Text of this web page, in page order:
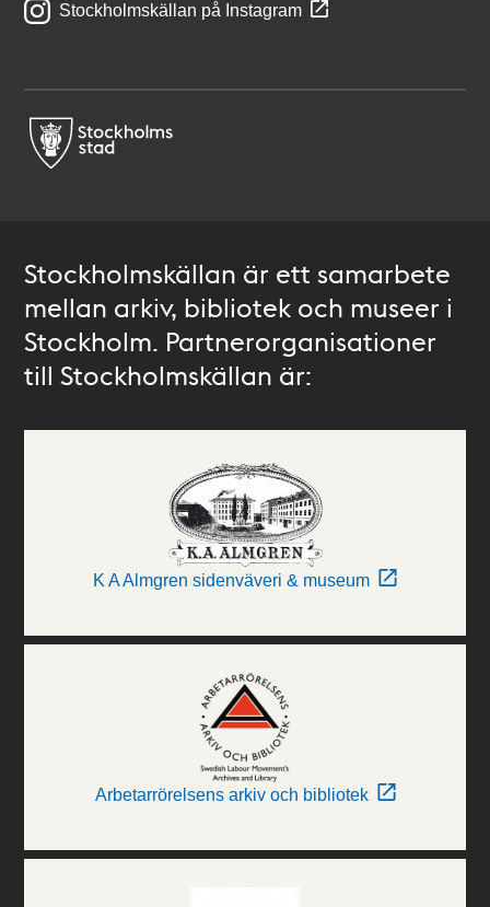
Stockholmskällan på Instagram
Stockholmskällan är ett samarbete
mellan arkiv, bibliotek och museer i
Stockholm. Partnerorganisationer
till Stockholmskällan är:
K A Almgren sidenväveri & museum
Arbetarrörelsens arkiv och bibliotek